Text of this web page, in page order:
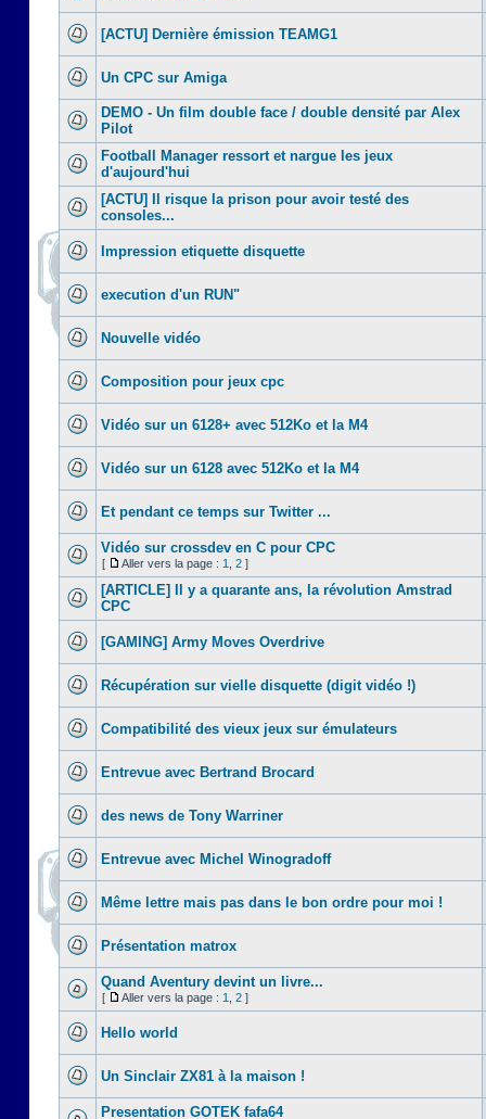
[ACTU] Dernière émission TEAMG1
Un CPC sur Amiga
DEMO - Un film double face / double densité par Alex
Pilot
Football Manager ressort et nargue les jeux
d'aujourd'hui
[ACTU] Il risque la prison pour avoir testé des
consoles...
Impression etiquette disquette
execution d'un RUN"
Nouvelle vidéo
Composition pour jeux cpc
Vidéo sur un 6128+ avec 512Ko et la M4
Vidéo sur un 6128 avec 512Ko et la M4
Et pendant ce temps sur Twitter ...
Vidéo sur crossdev en C pour CPC
[ Aller vers la page : 1 2 ]
[ARTICLE] Il y a quarante ans, la révolution Amstrad
CPC
[GAMING] Army Moves Overdrive
Récupération sur vielle disquette (digit vidéo !)
Compatibilité des vieux jeux sur émulateurs
Entrevue avec Bertrand Brocard
des news de Tony Warriner
Entrevue avec Michel Winogradoff
Même lettre mais pas dans le bon ordre pour moi !
Présentation matrox
Quand Aventury devint un livre...
[ Aller vers la page : 1 2 ]
Hello world
Un Sinclair ZX81 à la maison !
Presentation GOTEK fafa64